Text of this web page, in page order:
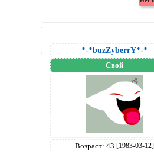
*-*buzZyberrY*-*
Свой
Возраст: 43 [1983-03-12]